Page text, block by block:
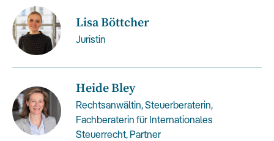
Lisa Böttcher
Juristin
Heide Bley
Rechtsanwältin, Steuerberaterin,
Fachberaterin für Internationales
Steuerrecht, Partner